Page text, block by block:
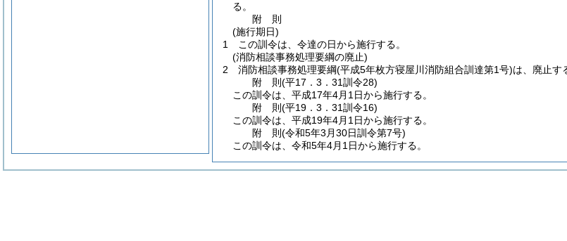
る。
附 則
(施行期日)
1
この訓令は、令達の日から施行する。
(消防相談事務処理要綱の廃止)
2
消防相談事務処理要綱(平成5年枚方寝屋川消防組合訓達第1号)は、廃止す
附 則(平17．3．31訓令28)
この訓令は、平成17年4月1日から施行する。
附 則(平19．3．31訓令16)
この訓令は、平成19年4月1日から施行する。
附 則(令和5年3月30日訓令第7号)
この訓令は、令和5年4月1日から施行する。